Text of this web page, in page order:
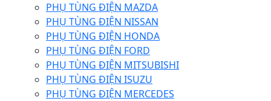
PHỤ TÙNG ĐIỆN MAZDA
PHỤ TÙNG ĐIỆN NISSAN
PHỤ TÙNG ĐIỆN HONDA
PHỤ TÙNG ĐIỆN FORD
PHỤ TÙNG ĐIỆN MITSUBISHI
PHỤ TÙNG ĐIỆN ISUZU
PHỤ TÙNG ĐIỆN MERCEDES